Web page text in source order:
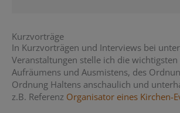
Kurzvorträge
In Kurzvorträgen und Interviews bei
Veranstaltungen stelle ich die
Aufräumens und Ausmistens, des
Ordnung Haltens anschaulich und
z.B. Referenz Organisator eines Kirchen-